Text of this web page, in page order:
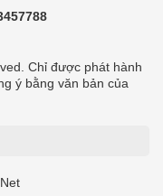
Chỉ được phát hành
ý bằng văn bản của